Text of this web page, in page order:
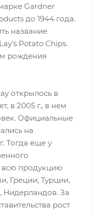
Gardner
до 1944 года.
название
Potato Chips.
рождения
открылось в
в 2005 г., в нем
Официальные
на
Тогда еще у
всю продукцию
Греции, Турции,
Нидерландов. За
рост